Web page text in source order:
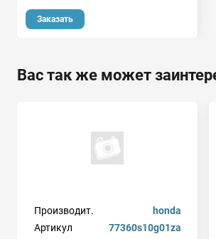
Заказать
Вас так же может
Производит.
honda
Артикул
77360s10g01za